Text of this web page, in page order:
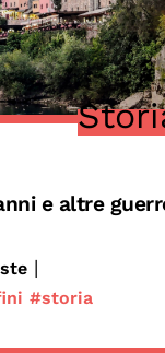
e altre
|
#storia